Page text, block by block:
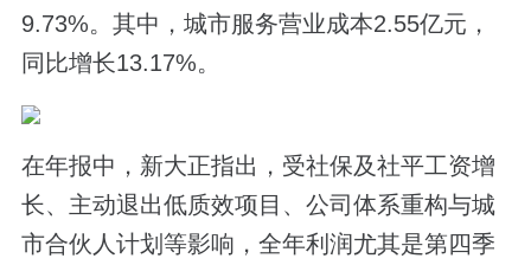
9.73%。其中，城市服务营业成本2.55亿元，
同比增长13.17%。
在年报中，新大正指出，受社保及社平工资增
长、主动退出低质效项目、公司体系重构与城
市合伙人计划等影响，全年利润尤其是第四季